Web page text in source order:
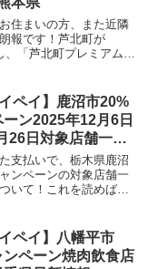
住まいの方、また近隣
報です！芦北町が
「芦北町プレミアム付
超お得な企画！【ふる
ペイ】鹿沼市20%
ン2025年12月6日
26日対象店舗一覧
県最新情報
支払いで、栃木県鹿沼
ンペーンの対象店舗一
いて！これを読めば、
ッシュレスキャンペー
ペイ】八幡平市
ペーン焼肉飲食店